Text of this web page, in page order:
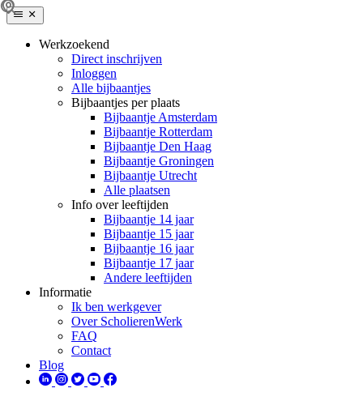
Werkzoekend
Direct inschrijven
Inloggen
Alle bijbaantjes
Bijbaantjes per plaats
Bijbaantje Amsterdam
Bijbaantje Rotterdam
Bijbaantje Den Haag
Bijbaantje Groningen
Bijbaantje Utrecht
Alle plaatsen
Info over leeftijden
Bijbaantje 14 jaar
Bijbaantje 15 jaar
Bijbaantje 16 jaar
Bijbaantje 17 jaar
Andere leeftijden
Informatie
Ik ben werkgever
Over ScholierenWerk
FAQ
Contact
Blog